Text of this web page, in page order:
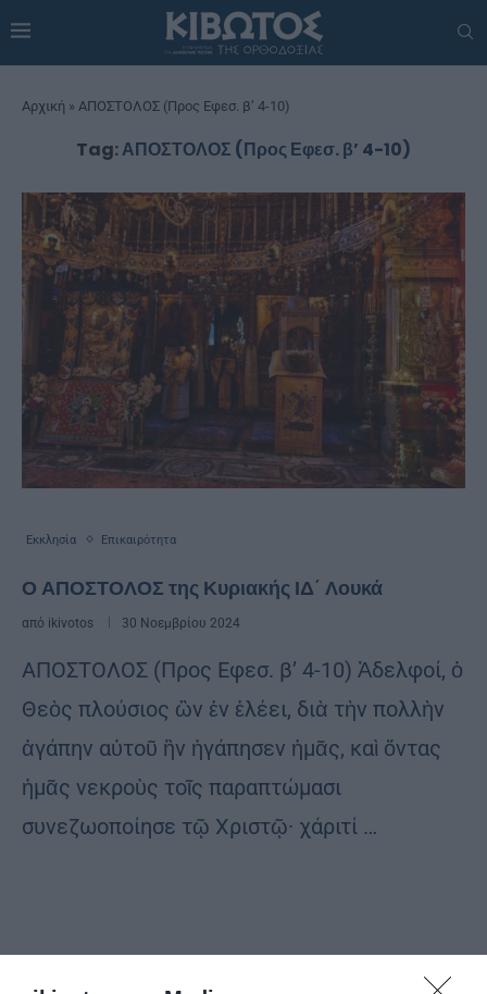
Αρχική » ΑΠΟΣΤΟΛΟΣ (Προς Εφεσ. β’ 4-10)
Tag:ΑΠΟΣΤΟΛΟΣ (Προς Εφεσ. β’ 4-10)
Εκκλησία Επικαιρότητα
Ο ΑΠΟΣΤΟΛΟΣ της Κυριακής ΙΔ΄ Λουκά
από ikivotos 30 Νοεμβρίου 2024
ΑΠΟΣΤΟΛΟΣ (Προς Εφεσ. β’ 4-10) Ἀδελφοί, ὁ
Θεὸς πλούσιος ὢν ἐν ἐλέει, διὰ τὴν πολλὴν
ἀγάπην αὐτοῦ ἣν ἠγάπησεν ἡμᾶς, καὶ ὄντας
ἡμᾶς νεκροὺς τοῖς παραπτώμασι
συνεζωοποίησε τῷ Χριστῷ· χάριτί …